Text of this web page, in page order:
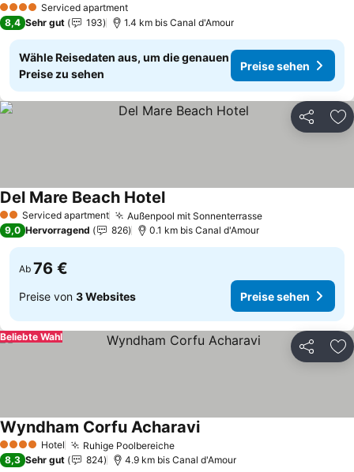
4 Sterne Serviced apartment
8,4 Sehr gut 193 1.4 km bis Canal d'Amour
Wähle Reisedaten aus, um die genauen
Preise zu sehen
Preise sehen
Teilen
2 SterneServiced apartment Außenpool mit Sonnenterrasse
Del Mare Beach Hotel
9,0 Hervorragend 826 0.1 km bis Canal d'Amour
Ab 76 €
Preise von 3 Websites Preise sehen
Teilen
Beliebte Wahl
4 Sterne Hotel Ruhige Poolbereiche
Wyndham Corfu Acharavi
8,3 Sehr gut 824 4.9 km bis Canal d'Amour